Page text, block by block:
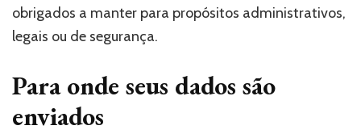
obrigados a manter para propósitos administrativos,
legais ou de segurança.
Para onde seus dados são
enviados